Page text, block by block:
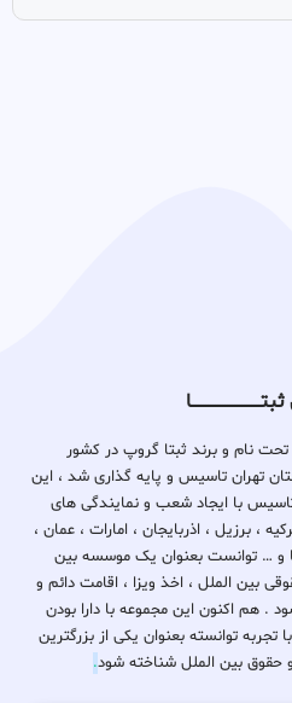
مرکز تخصصی ثبتا در سال 1381 تحت نام و برند ثبتا گروپ در کشور
تهران تاسیس و پایه گذاری شد ، این
با ایجاد شعب و نمایندگی های
، برزیل ، اذربایجان ، امارات ، عمان ،
و … توانست بعنوان یک موسسه بین
بین الملل ، اخذ ویزا ، اقامت دائم و
. هم اکنون این مجموعه با دارا بودن
با تجربه توانسته بعنوان یکی از بزرگترین
حقوق بین الملل شناخته شود.